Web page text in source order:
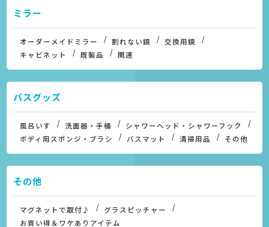
ミラー
オーダーメイドミラー 割れない鏡
交換用鏡
キャビネット
既製品 関連
バスグッズ
風呂いす 洗面器・手桶
シャワーヘッド・シャワーフック
ボディ用スポンジ・ブラシ
バスマット 清掃用品 その他
その他
マグネットで取付♪
グラスピッチャー
お買い得＆ワケありアイテム